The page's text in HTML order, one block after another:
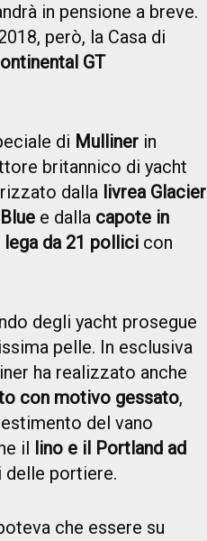
in pensione a breve.
però, la Casa di
GT
di Mulliner in
britannico di yacht
dalla livrea Glacier
e dalla capote in
da 21 pollici con
degli yacht prosegue
pelle. In esclusiva
ha realizzato anche
con motivo gessato,
del vano
il lino e il Portland ad
delle portiere.
che essere su